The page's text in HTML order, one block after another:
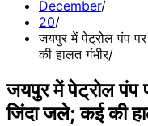
December
20
जयपुर में पेट्रोल पंप
की हालत गंभीर
जयपुर में पेट्रोल
जिंदा जले; कई की